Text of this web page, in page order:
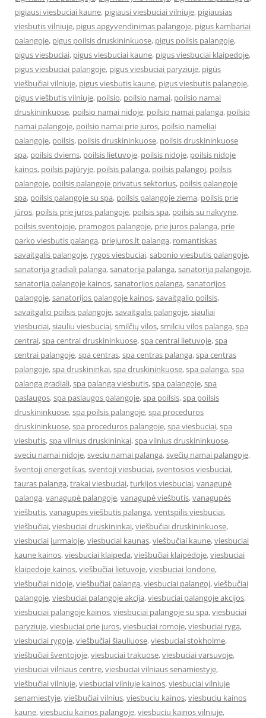
pigiausi viesbuciai kaune, pigiausi viesbuciai vilniuje, pigiausias
viesbutis vilniuje, pigus apgyvendinimas palangoje, pigus kambariai
palangoje, pigus poilsis druskininkuose, pigus poilsis palangoje,
pigus viesbuciai, pigus viesbuciai kaune, pigus viesbuciai klaipedoje,
pigus viesbuciai palangoje, pigus viesbuciai paryziuje, pigūs
viešbučiai vilniuje, pigus viesbutis kaune, pigus viesbutis palangoje,
pigus viešbutis vilniuje, poilsio, poilsio namai, poilsio namai
druskininkuose, poilsio namai nidoje, poilsio namai palanga, poilsio
namai palangoje, poilsio namai prie juros, poilsio nameliai
palangoje, poilsis, poilsis druskininkuose, poilsis druskininkuose
spa, poilsis dviems, poilsis lietuvoje, poilsis nidoje, poilsis nidoje
kainos, poilsis pajūryje, poilsis palanga, poilsis palangoj, poilsis
palangoje, poilsis palangoje privatus sektorius, poilsis palangoje
spa, poilsis palangoje su spa, poilsis palangoje ziema, poilsis prie
jūros, poilsis prie juros palangoje, poilsis spa, poilsis su nakvyne,
poilsis sventojoje, pramogos palangoje, prie juros palanga, prie
parko viesbutis palanga, priejuros.lt palanga, romantiskas
savaitgalis palangoje, rygos viesbuciai,sabonio viesbutis palangoje,
sanatorija gradiali palanga,sanatorija palanga,sanatorija palangoje,
sanatorija palangoje kainos,sanatorijos palanga,sanatorijos
palangoje,sanatorijos palangoje kainos,savaitgalio poilsis,
savaitgalio poilsis palangoje,savaitgalis palangoje,siauliai
viesbuciai,siauliu viesbuciai,smilčių vilos,smilciu vilos palanga,spa
centrai,spa centrai druskininkuose,spa centrai lietuvoje,spa
centrai palangoje,spa centras,spa centras palanga,spa centras
palangoje,spa druskininkai,spa druskininkuose,spa palanga,spa
palanga gradiali,spa palanga viesbutis,spa palangoje,spa
paslaugos,spa paslaugos palangoje,spa poilsis,spa poilsis
druskininkuose,spa poilsis palangoje,spa proceduros
druskininkuose,spa proceduros palangoje,spa viesbuciai,spa
viesbutis,spa vilnius druskininkai,spa vilnius druskininkuose,
sveciu namai nidoje,sveciu namai palanga,svečių namai palangoje,
šventoji energetikas,sventoji viesbuciai,sventosios viesbuciai,
tauras palanga,trakai viesbuciai,turkijos viesbuciai,vanagupė
palanga,vanagupė palangoje,vanagupė viešbutis,vanagupės
viešbutis,vanagupės viešbutis palanga,ventspilis viesbuciai,
viešbučiai,viesbuciai druskininkai,viešbučiai druskininkuose,
viesbuciai jurmaloje,viesbuciai kaunas,viešbučiai kaune,viesbuciai
kaune kainos,viesbuciai klaipeda,viešbučiai klaipėdoje,viesbuciai
klaipedoje kainos,viešbučiai lietuvoje,viesbuciai londone,
viešbučiai nidoje,viešbučiai palanga,viesbuciai palangoj,viešbučiai
palangoje,viesbuciai palangoje akcija,viesbuciai palangoje akcijos,
viesbuciai palangoje kainos,viesbuciai palangoje su spa,viesbuciai
paryziuje,viesbuciai prie juros,viesbuciai romoje,viesbuciai ryga,
viesbuciai rygoje,viešbučiai šiauliuose,viesbuciai stokholme,
viešbučiai šventojoje,viesbuciai trakuose,viesbuciai varsuvoje,
viesbuciai vilniaus centre,viesbuciai vilniaus senamiestyje,
viešbučiai vilniuje,viesbuciai vilniuje kainos,viesbuciai vilniuje
senamiestyje,viešbučiai vilnius,viesbuciu kainos,viesbuciu kainos
kaune,viesbuciu kainos palangoje,viesbuciu kainos vilniuje,